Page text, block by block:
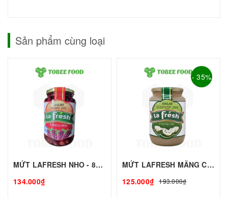
Sản phẩm cùng loại
MỨT LAFRESH NHO - 850g - LAFRESH | Mứt-Sinh Tố làm Trà Sữa - TOBEE FOOD
134.000₫
- 35%
MỨT LAFRESH MÃNG CẦU - 1L - LAFRESH | Mứt - Sinh Tố làm Trà Sữa - TOBEE FOOD
125.000₫
193.000₫